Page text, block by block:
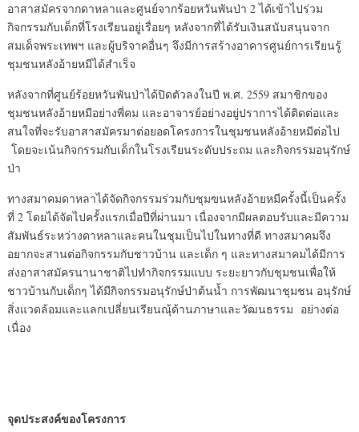
อาสาสมัครจากดาหลาและศูนย์จากร้อยหวันพันป่า 2 ได้เข้าไปร่วม
กิจกรรมกับเด็กที่โรงเรียนอยู่เรื่อยๆ หลังจากที่ได้รับเงินสนับสนุนจาก
สมเด็จพระเทพฯ และผู้บริจาคอื่นๆ จึงมีการสร้างอาคารศูนย์การเรียนรู้
ชุมชนหลังอ้ายหมีได้สำเร็จ
หลังจากที่ศูนย์ร้อยหวันพันป่าได้ปิดตัวลงในปี พ.ศ. 2559 สมาชิกของ
ชุมชนหลังอ้ายหมีอย่างพี่คม และอาจารย์อย่างอยู่ปราการได้ติดต่อและ
สนใจที่จะรับอาสาสมัครมาต่อยอดโครงการในชุมชนหลังอ้ายหมีต่อไป
โดยจะเน้นกิจกรรมกับเด็กในโรงเรียนระดับประถม และกิจกรรมอนุรักษ์
ป่า
ทางสมาคมดาหลาได้จัดกิจกรรมร่วมกับชุมฃนหลังอ้ายหมีครั้งนี้เป็นครั้ง
ที่ 2 โดยได้จัดไปครั้งแรกเมื่อปีที่ผ่านมา เนื่องจากมีผลตอบรับและมีความ
สัมพันธ์ระหว่างดาหลาและคนในชุมเป็นไปในทางที่ดี ทางสมาคมจึง
อยากจะสานต่อกิจกรรมกับชาวบ้าน และเด็ก ๆ และทางสมาคมได้มีการ
ส่งอาสาสมัครนานาชาติไปทำกิจกรรมแบบ ระยะยาวกับชุมชนเพื่อให้
ชาวบ้านกับเด็กๆ ได้มีกิจกรรมอนุรักษ์ป่าต้นน้ำ การพัฒนาชุมชน อนุรักษ์
สิ่งแวดล้อมและแลกเปลี่ยนเรียนณุ้ด้านภาษาและวัฒนธรรม อย่างต่อ
เนื่อง
จุดประสงค์ของโครงการ